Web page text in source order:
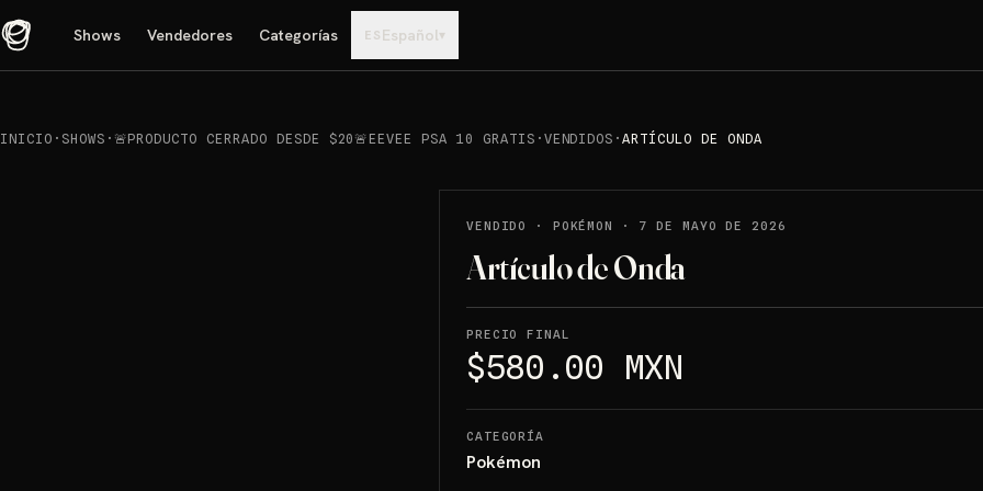
Shows Vendedores Categorías ES Español▾
INICIO · SHOWS · 🚨PRODUCTO CERRADO DESDE $20🚨EEVEE PSA 10 GRATIS · VENDIDOS ·ARTÍCULO DE ONDA
VENDIDO · POKÉMON · 7 DE MAYO DE 2026
Artículo de Onda
PRECIO FINAL
$580.00 MXN
CATEGORÍA
Pokémon